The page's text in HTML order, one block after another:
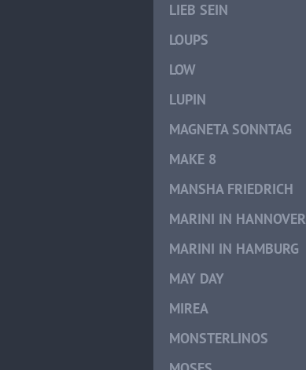
LIEB SEIN
LOUPS
LOW
LUPIN
MAGNETA SONNTAG
MAKE 8
MANSHA FRIEDRICH
MARINI IN HANNOVER
MARINI IN HAMBURG
MAY DAY
MIREA
MONSTERLINOS